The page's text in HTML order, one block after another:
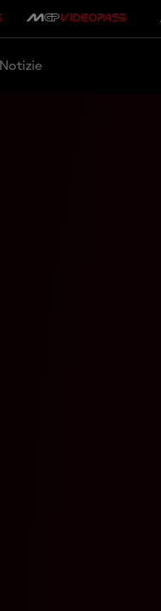
Notizie